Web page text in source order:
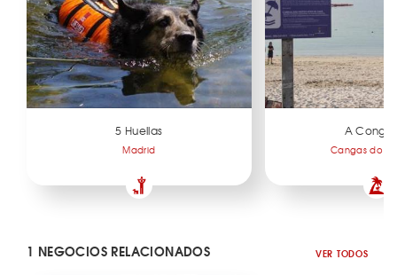
5 Huellas
Madrid
A
Cangas do
1 NEGOCIOS RELACIONADOS VER TODOS